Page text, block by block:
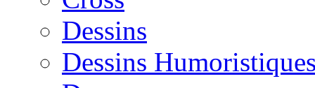
Dessins
Dessins